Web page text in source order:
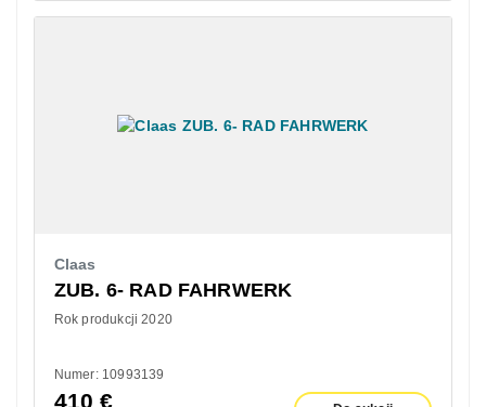
Claas
ZUB. 6- RAD FAHRWERK
Rok produkcji 2020
Numer: 10993139
410€